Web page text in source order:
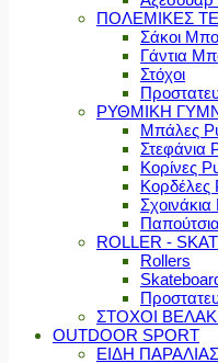
ΠΟΛΕΜΙΚΕΣ
Σάκοι
Γάντια
Στόχοι
ΡΥΘΜΙΚΗ
Μπάλες
Στεφάνια
Κορίνες
Κορδέλες
ROLLER -
Rollers
ΣΤΟΧΟΙ
OUTDOOR SPORT
ΕΙΔΗ ΠΑΡΑΛΙΑΣ